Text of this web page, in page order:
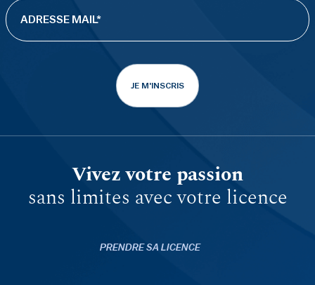
JE M'INSCRIS
Vivez votre passion
sans limites avec votre licence
PRENDRE SA LICENCE